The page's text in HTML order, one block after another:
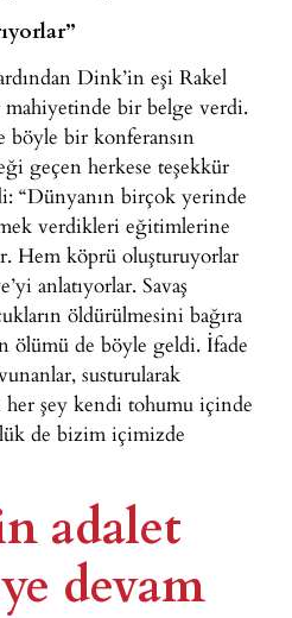
Dink’in eşi Rakel
bir belge verdi.
böyle bir konferansın
geçen herkese teşekkür
“Dünyanın birçok yerinde
verdikleri eğitimlerine
Hem köprü oluşturuyorlar
anlatıyorlar. Savaş
öldürülmesini bağıra
ölümü de böyle geldi. İfade
susturularak
her şey kendi tohumu içinde
de bizim içimizde
adalet
devam